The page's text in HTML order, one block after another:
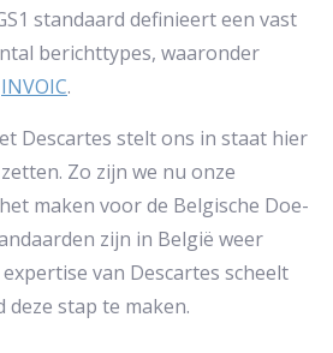
standaard definieert een vast
berichttypes, waaronder
INVOIC.
Descartes stelt ons in staat hier
Zo zijn we nu onze
maken voor de Belgische Doe-
zijn in België weer
van Descartes scheelt
stap te maken.